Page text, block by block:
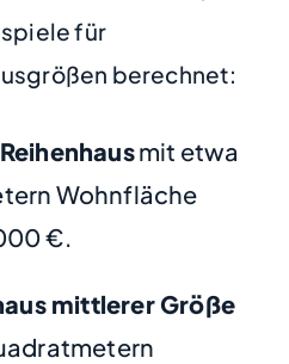
für
berechnet:
mit etwa
Wohnfläche
€.
mittlerer Größe